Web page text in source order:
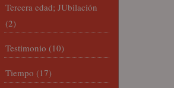
Tercera edad; JUbilación
(2)
Testimonio (10)
Tiempo (17)